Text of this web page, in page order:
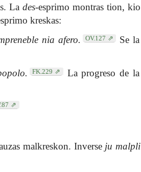
La des-esprimo montras tion, kio
kreskas:
nia afero. OV.127
Se la
FK.229
La progreso de la
malkreskon. Inverse ju malpli